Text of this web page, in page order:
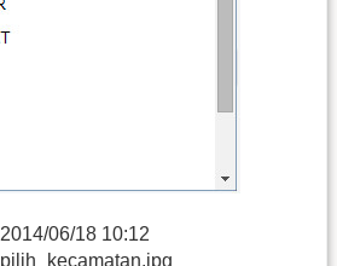
2014/06/18 10:12
pilih_kecamatan.jpg